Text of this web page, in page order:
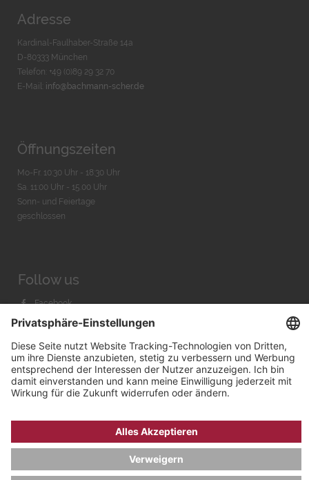
Adresse
Kardinal-Faulhaber-Straße 14a
D-80333 München
Telefon: +49 (0)89 29 32 70
E-Mail: info@bachmann-scher.de
Öffnungszeiten
Mo-Fr. 10:30 Uhr - 18:30 Uhr
Sa. 11:00 Uhr - 15.00 Uhr
Sonn- und Feiertage
geschlossen
Follow us
Facebook
Instagram
Youtube
Bachmann & Scher GmbH / Watchandco GmbH
DATENSCHUTZ IMPRESSUM
VERSANDKOSTEN